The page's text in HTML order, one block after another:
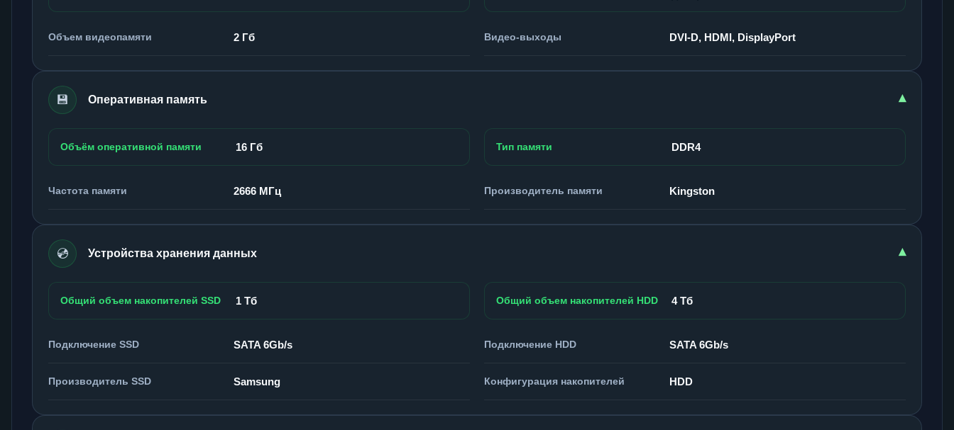
Объем видеопамяти 2 Гб Видео-выходы DVI-D, HDMI, DisplayPort
💾 Оперативная память ▾
Объём оперативной памяти 16 Гб Тип памяти DDR4
Частота памяти 2666 МГц Производитель памяти Kingston
💿 Устройства хранения данных ▾
Общий объем накопителей SSD 1 Тб Общий объем накопителей HDD 4 Тб
Подключение SSD SATA 6Gb/s Подключение HDD SATA 6Gb/s
Производитель SSD Samsung Конфигурация накопителей HDD